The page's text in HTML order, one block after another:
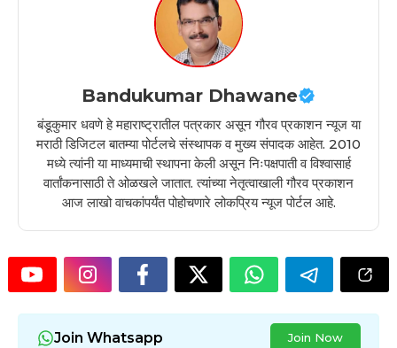
Bandukumar Dhawane
बंडूकुमार धवणे हे महाराष्ट्रातील पत्रकार असून गौरव प्रकाशन न्यूज या
मराठी डिजिटल बातम्या पोर्टलचे संस्थापक व मुख्य संपादक आहेत. 2010
मध्ये त्यांनी या माध्यमाची स्थापना केली असून निःपक्षपाती व विश्वासार्ह
वार्तांकनासाठी ते ओळखले जातात. त्यांच्या नेतृत्वाखाली गौरव प्रकाशन
आज लाखो वाचकांपर्यंत पोहोचणारे लोकप्रिय न्यूज पोर्टल आहे.
Join Whatsapp Join Now